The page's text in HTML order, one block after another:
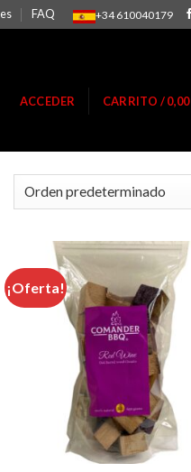
FAQ +34 610040179
ACCEDER CARRITO /0,00
¡Oferta!